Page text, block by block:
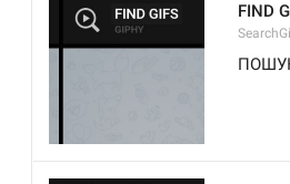
FIND